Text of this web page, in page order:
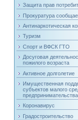
Защита прав
Прокуратура
Антинаркотическая
Туризм
Спорт и ВФСК ГТО
Досуговая
пожилого возраста
Активное долголетие
Имущественная
субъектов малого
Коронавирус
Градостроительство